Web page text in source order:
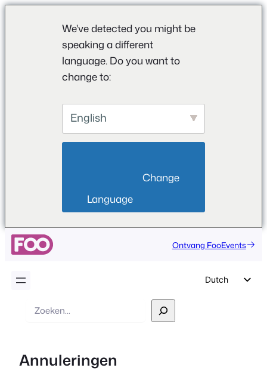
We've detected you might be
speaking a different
language. Do you want to
change to:
English
Language
Ontvang FooEvents
Dutch
Zoek
Annuleringen